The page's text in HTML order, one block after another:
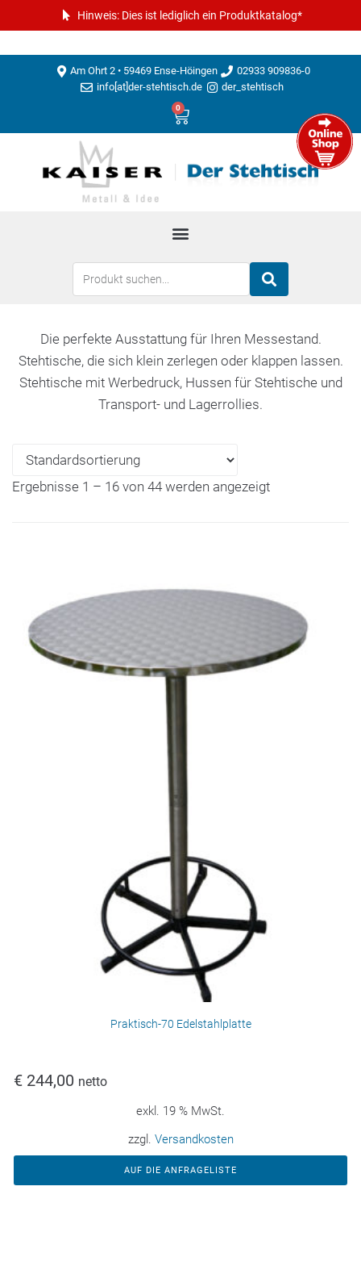
Hinweis: Dies ist lediglich ein Produktkatalog*
Am Ohrt 2 • 59469 Ense-Höingen
02933 909836-0
info[at]der-stehtisch.de
der_stehtisch
0
Die perfekte Ausstattung für Ihren Messestand.
Stehtische, die sich klein zerlegen oder klappen lassen.
Stehtische mit Werbedruck, Hussen für Stehtische und
Transport- und Lagerrollies.
Ergebnisse 1 – 16 von 44 werden angezeigt
Praktisch-70 Edelstahlplatte
€ 244,00 netto
exkl. 19 % MwSt.
zzgl. Versandkosten
AUF DIE ANFRAGELISTE